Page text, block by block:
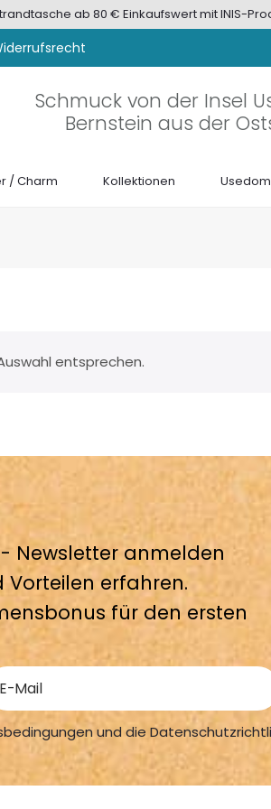
ab 80 € Einkaufswert mit INIS-
Schmuck von der Insel
Bernstein aus der
/ Charm Kollektionen
entsprechen.
- Newsletter anmelden
Vorteilen erfahren.
für den ersten
und die